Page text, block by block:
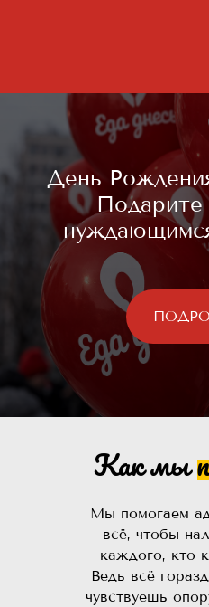
День
Подарите
Как мы
Мы помогаем
всё, чтобы
каждого, кто
Ведь всё
чувствуешь